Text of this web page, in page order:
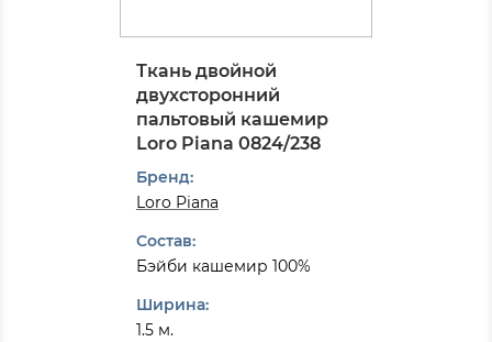
Ткань двойной
двухсторонний
пальтовый кашемир
Loro Piana 0824/238
Бренд:
Loro Piana
Состав:
Бэйби кашемир 100%
Ширина:
1.5 м.